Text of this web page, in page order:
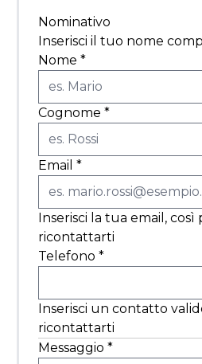
Nominativo
Inserisci il tuo nome
Nome *
Cognome *
Email *
Inserisci la tua email,
ricontattarti
Telefono *
Inserisci un contatto
ricontattarti
Messaggio *